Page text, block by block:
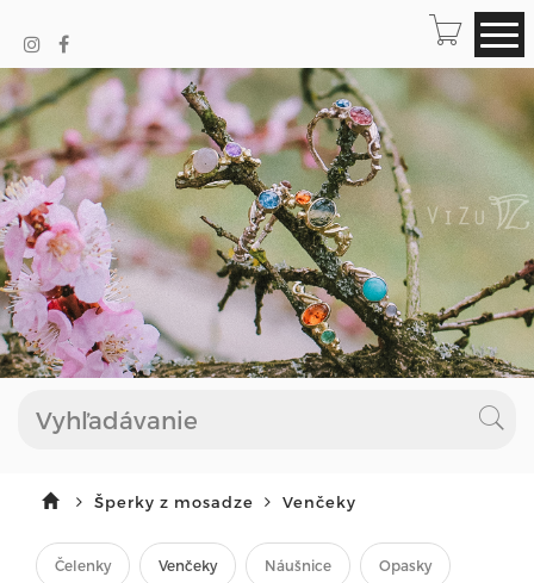
Šperky z mosadze Venčeky
Čelenky Venčeky Náušnice Opasky